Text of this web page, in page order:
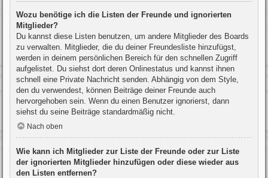
Wozu benötige ich die Listen der Freunde und ignorierten
Mitglieder?
Du kannst diese Listen benutzen, um andere Mitglieder des Boards
zu verwalten. Mitglieder, die du deiner Freundesliste hinzufügst,
werden in deinem persönlichen Bereich für den schnellen Zugriff
aufgelistet. Du siehst dort deren Onlinestatus und kannst ihnen
schnell eine Private Nachricht senden. Abhängig von dem Style,
den du verwendest, können Beiträge deiner Freunde auch
hervorgehoben sein. Wenn du einen Benutzer ignorierst, dann
siehst du seine Beiträge standardmäßig nicht.
Nach oben
Wie kann ich Mitglieder zur Liste der Freunde oder zur Liste
der ignorierten Mitglieder hinzufügen oder diese wieder aus
den Listen entfernen?